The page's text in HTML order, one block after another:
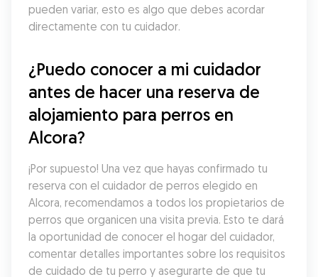
pueden variar, esto es algo que debes acordar
directamente con tu cuidador.
¿Puedo conocer a mi cuidador
antes de hacer una reserva de
alojamiento para perros en
Alcora?
¡Por supuesto! Una vez que hayas confirmado tu
reserva con el cuidador de perros elegido en
Alcora, recomendamos a todos los propietarios de
perros que organicen una visita previa. Esto te dará
la oportunidad de conocer el hogar del cuidador,
comentar detalles importantes sobre los requisitos
de cuidado de tu perro y asegurarte de que tu